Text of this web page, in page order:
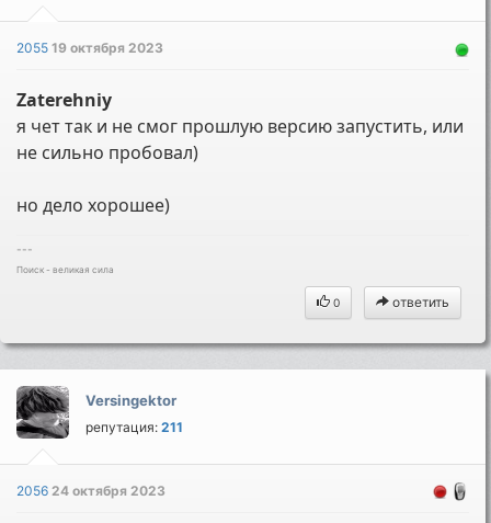
205519 октября 2023
Zaterehniy
я чет так и не смог прошлую версию запустить, или
не сильно пробовал)
но дело хорошее)
---
Поиск - великая сила
0 ответить
Versingektor
репутация:211
205624 октября 2023